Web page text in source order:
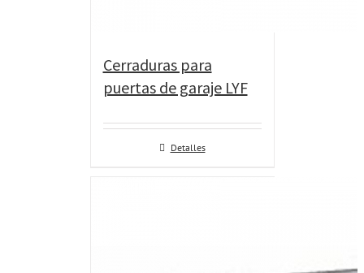
Cerraduras para
puertas de garaje LYF
Detalles